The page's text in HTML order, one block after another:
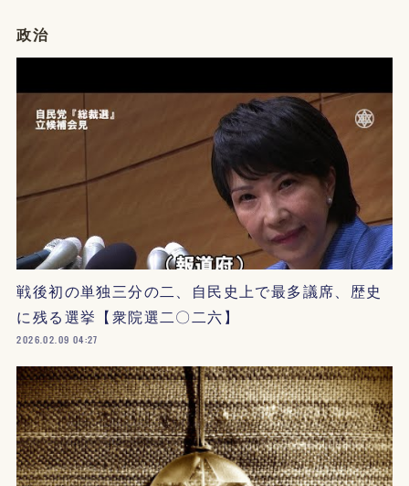
政治
戦後初の単独三分の二、自民史上で最多議席、歴史
に残る選挙【衆院選二〇二六】
2026.02.09 04:27